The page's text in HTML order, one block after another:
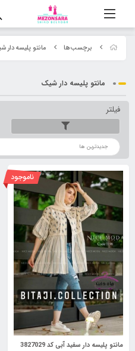
برچسب‌ها مانتو پلیسه دار
مانتو پلیسه دار شیک
فیلتر
ترتیب
مانتو پلیسه دار سفید آبی کد 3827029
ناموجود